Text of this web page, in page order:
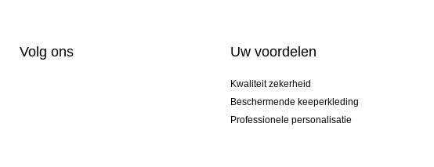
Volg ons Uw voordelen
Kwaliteit zekerheid
Beschermende keeperkleding
Professionele personalisatie